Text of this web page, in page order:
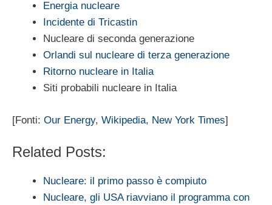
Energia nucleare
Incidente di Tricastin
Nucleare di seconda generazione
Orlandi sul nucleare di terza generazione
Ritorno nucleare in Italia
Siti probabili nucleare in Italia
[Fonti: Our Energy, Wikipedia, New York Times]
Related Posts:
Nucleare: il primo passo è compiuto
Nucleare, gli USA riavviano il programma con